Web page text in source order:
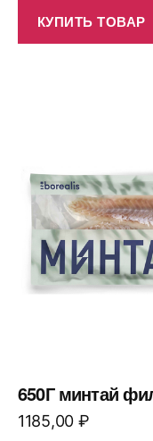
КУПИТЬ ТОВАР
650Г минтай
1185,00 ₽